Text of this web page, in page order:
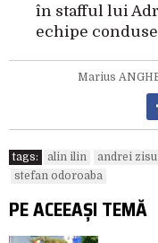
în stafful lui
echipe conduse
Marius
tags: alin ilin andrei zisu
stefan odoroaba
PE ACEEAȘI TEMĂ